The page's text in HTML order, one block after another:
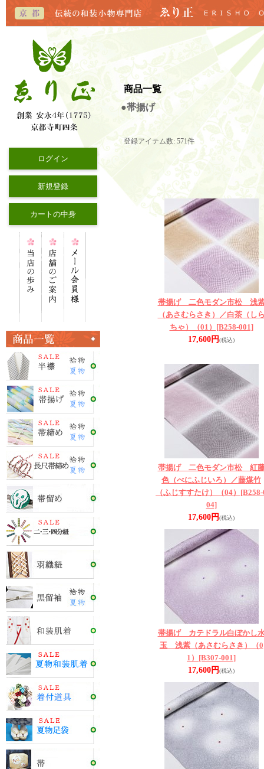
ログイン
新規登録
カートの中身
商品一覧
●帯揚げ
登録アイテム数: 571件
帯揚げ 二色モダン市松 浅
（あさむらさき）／白茶（し
ちゃ）（01） [B258-001]
17,600円(税込)
帯揚げ 二色モダン市松 紅
色（べにふじいろ）／藤煤竹
（ふじすすたけ）（04）
04]
17,600円(税込)
帯揚げ カテドラル白ぼかし
玉 浅紫（あさむらさき）（0
1） [B307-001]
17,600円(税込)